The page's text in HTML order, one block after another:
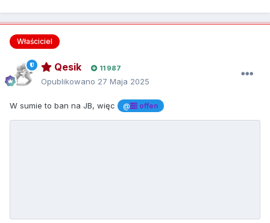
Właściciel
Qesik 11 987
Opublikowano 27 Maja 2025
W sumie to ban na JB, więc @ offen